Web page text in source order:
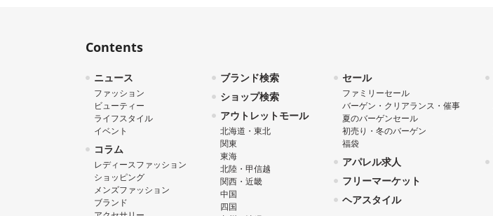
Contents
ニュース
ファッション
ビューティー
ライフスタイル
イベント
コラム
レディースファッション
ショッピング
メンズファッション
ブランド
ブランド検索
ショップ検索
アウトレットモール
北海道・東北
関東
東海
北陸・甲信越
関西・近畿
中国
四国
セール
ファミリーセール
バーゲン・クリアランス・催事
夏のバーゲンセール
初売り・冬のバーゲン
福袋
アパレル求人
フリーマーケット
ヘアスタイル